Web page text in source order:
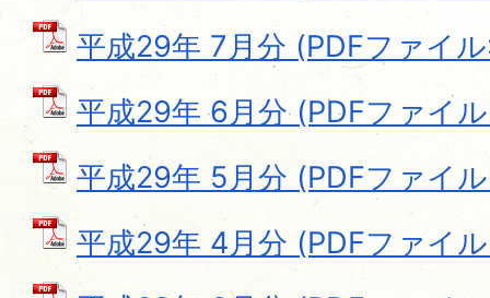
平成29年 7月分 (PDFファイ
平成29年 6月分 (PDFファイ
平成29年 5月分 (PDFファイ
平成29年 4月分 (PDFファイ